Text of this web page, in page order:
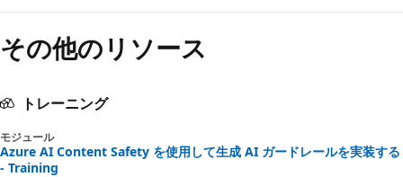
その他のリソース
トレーニング
モジュール
Azure AI Content Safety を使用して生成 AI ガードレールを実装する
- Training